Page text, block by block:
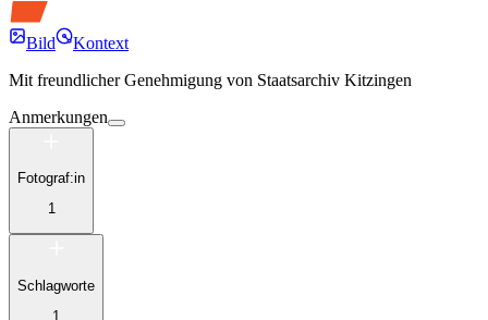
Bild
Kontext
Mit freundlicher Genehmigung von Staatsarchiv Kitzingen
Anmerkungen
Fotograf:in
1
Schlagworte
1